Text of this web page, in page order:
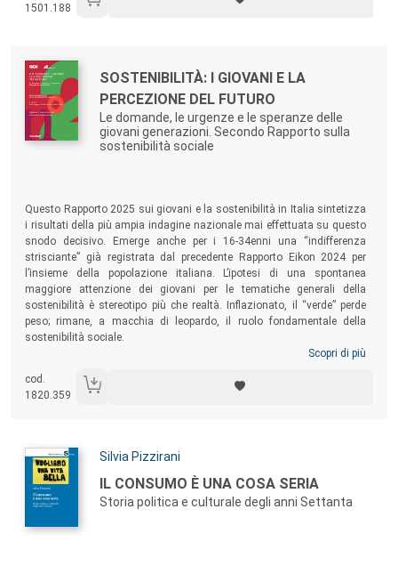
1501.188
Autori:
Titolo:
SOSTENIBILITÀ: I GIOVANI E LA
PERCEZIONE DEL FUTURO
Le domande, le urgenze e le speranze delle
giovani generazioni. Secondo Rapporto sulla
sostenibilità sociale
Questo Rapporto 2025 sui giovani e la sostenibilità in Italia sintetizza
i risultati della più ampia indagine nazionale mai effettuata su questo
snodo decisivo. Emerge anche per i 16-34enni una “indifferenza
strisciante” già registrata dal precedente Rapporto Eikon 2024 per
l’insieme della popolazione italiana. L’ipotesi di una spontanea
maggiore attenzione dei giovani per le tematiche generali della
sostenibilità è stereotipo più che realtà. Inflazionato, il “verde” perde
peso; rimane, a macchia di leopardo, il ruolo fondamentale della
sostenibilità sociale.
Scopri di più
cod.
1820.359
Autori:
Silvia Pizzirani
Titolo:
IL CONSUMO È UNA COSA SERIA
Storia politica e culturale degli anni Settanta